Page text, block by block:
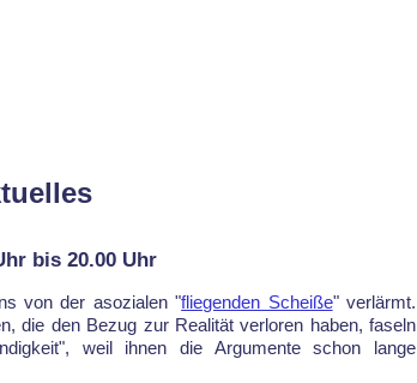
bis 20.00 Uhr
von der asozialen "fliegenden Scheiße" verlärmt.
die den Bezug zur Realität verloren haben, faseln
weil ihnen die Argumente schon lange